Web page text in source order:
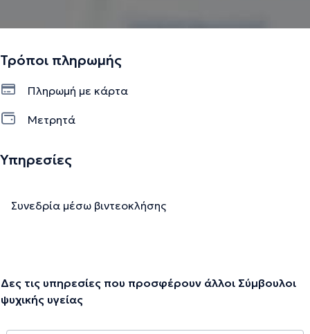
Τρόποι πληρωμής
Πληρωμή με κάρτα
Μετρητά
Υπηρεσίες
Συνεδρία μέσω βιντεοκλήσης
Δες τις υπηρεσίες που προσφέρουν άλλοι Σύμβουλοι
ψυχικής υγείας